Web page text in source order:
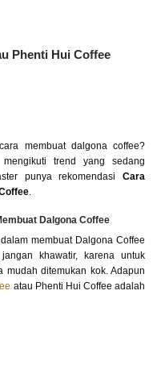
Phenti Hui Coffee
membuat dalgona coffee?
trend yang sedang
punya rekomendasi Cara
Dalgona Coffee
membuat Dalgona Coffee
khawatir, karena untuk
mudah ditemukan kok. Adapun
atau Phenti Hui Coffee adalah